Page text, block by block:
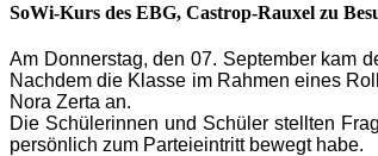
SoWi-Kurs des EBG, Castrop-Rauxel zu
Am Donnerstag, den 07. September kam
Nachdem die Klasse im Rahmen eines
Nora Zerta an.
Die Schülerinnen und Schüler stellten
persönlich zum Parteieintritt bewegt habe.